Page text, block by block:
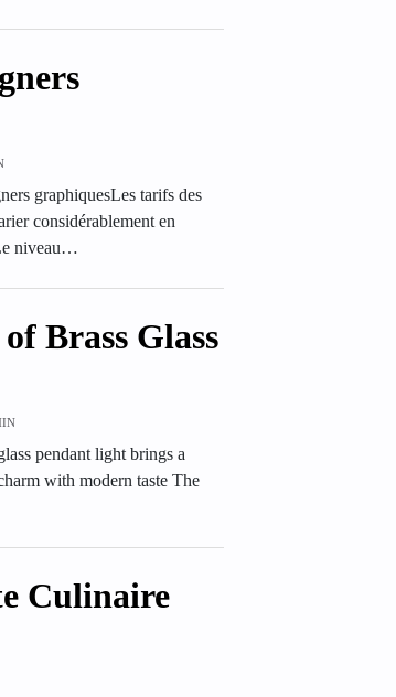
graphiquesLes tarifs des
considérablement en
niveau…
Brass Glass
pendant light brings a
with modern taste The
Culinaire